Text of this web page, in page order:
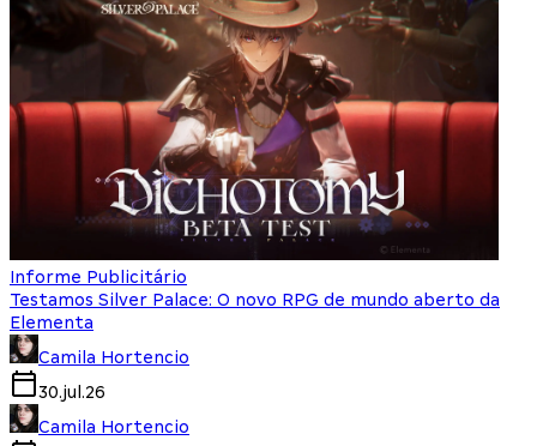
Informe Publicitário
Testamos Silver Palace: O novo RPG de mundo aberto da
Elementa
Camila Hortencio
30.jul.26
Camila Hortencio